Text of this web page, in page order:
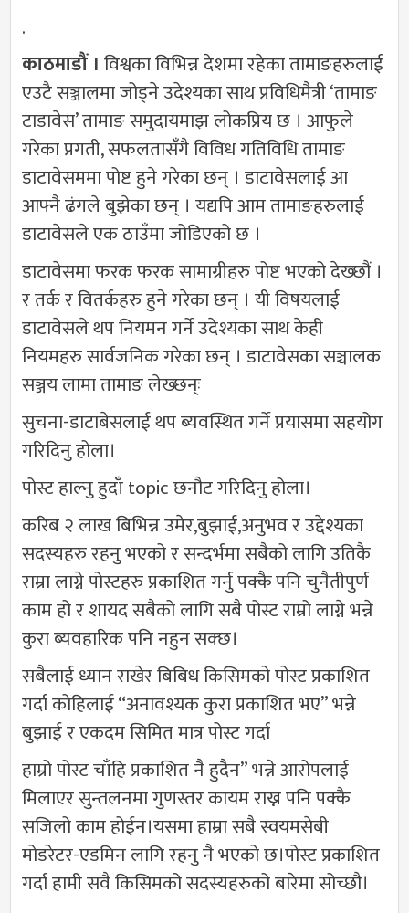
.
काठमाडौं । विश्वका विभिन्न देशमा रहेका तामाङहरुलाई
एउटै सञ्जालमा जोड्ने उदेश्यका साथ प्रविधिमैत्री ‘तामाङ
टाडावेस’ तामाङ समुदायमाझ लोकप्रिय छ । आफुले
गरेका प्रगती, सफलतासँगै विविध गतिविधि तामाङ
डाटावेसममा पोष्ट हुने गरेका छन् । डाटावेसलाई आ
आफ्नै ढंगले बुझेका छन् । यद्यपि आम तामाङहरुलाई
डाटावेसले एक ठाउँमा जोडिएको छ ।
डाटावेसमा फरक फरक सामाग्रीहरु पोष्ट भएको देख्छौं ।
र तर्क र वितर्कहरु हुने गरेका छन् । यी विषयलाई
डाटावेसले थप नियमन गर्ने उदेश्यका साथ केही
नियमहरु सार्वजनिक गरेका छन् । डाटावेसका सञ्चालक
सञ्जय लामा तामाङ लेख्छन्ः
सुचना-डाटाबेसलाई थप ब्यवस्थित गर्ने प्रयासमा सहयोग
गरिदिनु होला।
पोस्ट हाल्नु हुदाँ topic छनौट गरिदिनु होला।
करिब २ लाख बिभिन्न उमेर,बुझाई,अनुभव र उद्देश्यका
सदस्यहरु रहनु भएको र सन्दर्भमा सबैको लागि उतिकै
राम्रा लाग्ने पोस्टहरु प्रकाशित गर्नु पक्कै पनि चुनैतीपुर्ण
काम हो र शायद सबैको लागि सबै पोस्ट राम्रो लाग्ने भन्ने
कुरा ब्यवहारिक पनि नहुन सक्छ।
सबैलाई ध्यान राखेर बिबिध किसिमको पोस्ट प्रकाशित
गर्दा कोहिलाई “अनावश्यक कुरा प्रकाशित भए” भन्ने
बुझाई र एकदम सिमित मात्र पोस्ट गर्दा
हाम्रो पोस्ट चाँहि प्रकाशित नै हुदैन” भन्ने आरोपलाई
मिलाएर सुन्तलनमा गुणस्तर कायम राख्न पनि पक्कै
सजिलो काम होईन।यसमा हाम्रा सबै स्वयमसेबी
मोडरेटर-एडमिन लागि रहनु नै भएको छ।पोस्ट प्रकाशित
गर्दा हामी सवै किसिमको सदस्यहरुको बारेमा सोच्छौ।